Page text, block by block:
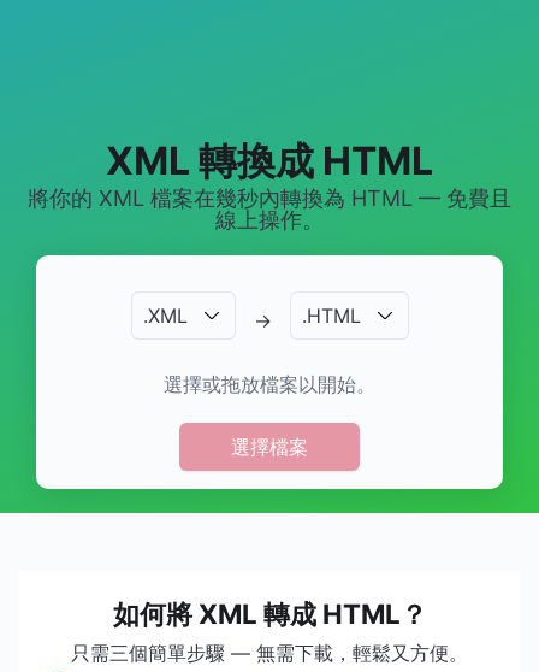
XML 轉換成 HTML
將你的 XML 檔案在幾秒內轉換為 HTML — 免費且
線上操作。
.XML → .HTML
選擇或拖放檔案以開始。
選擇檔案
如何將 XML 轉成 HTML？
只需三個簡單步驟 — 無需下載，輕鬆又方便。